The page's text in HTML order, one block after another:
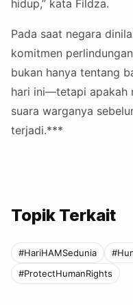
hidup,” kata Fildza.
Pada saat negara
komitmen
bukan hanya tentang
hari ini—tetapi apakah
suara warganya
terjadi.***
Topik Terkait
#HariHAMSedunia
#ProtectHumanRights